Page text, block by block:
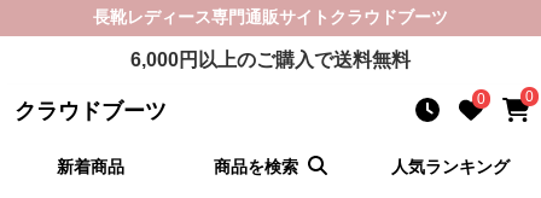
長靴レディース専門通販サイト クラウドブーツ
6,000円以上のご購入で送料無料
クラウドブーツ 0 0
新着商品 商品を検索 人気ランキング